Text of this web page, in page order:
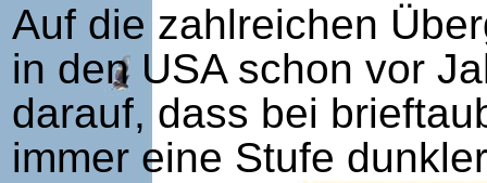
Auf die zahlreichen
in den USA schon vor
darauf, dass bei
immer eine Stufe